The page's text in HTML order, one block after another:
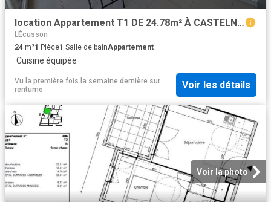
location Appartement T1 DE 24.78m² À CASTELNAU LE LEZ
LÉcusson
24 m²1 Pièce1 Salle de bainAppartement
·Cuisine équipée
Vu la première fois la semaine dernière sur
rentumo
Voir les détails
Voir la photo